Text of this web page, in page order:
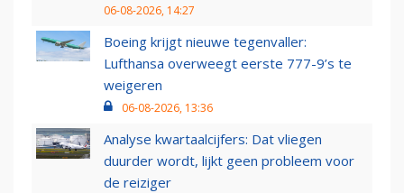
06-08-2026, 14:27
Boeing krijgt nieuwe tegenvaller:
Lufthansa overweegt eerste 777-9’s te
weigeren
06-08-2026, 13:36
Analyse kwartaalcijfers: Dat vliegen
duurder wordt, lijkt geen probleem voor
de reiziger